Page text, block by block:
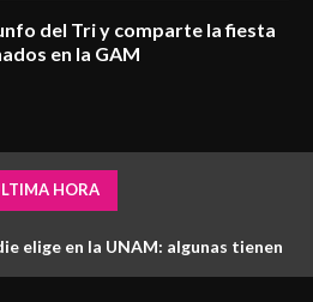
del Tri y comparte la fiesta
en la GAM
HORA
elige en la UNAM: algunas tienen